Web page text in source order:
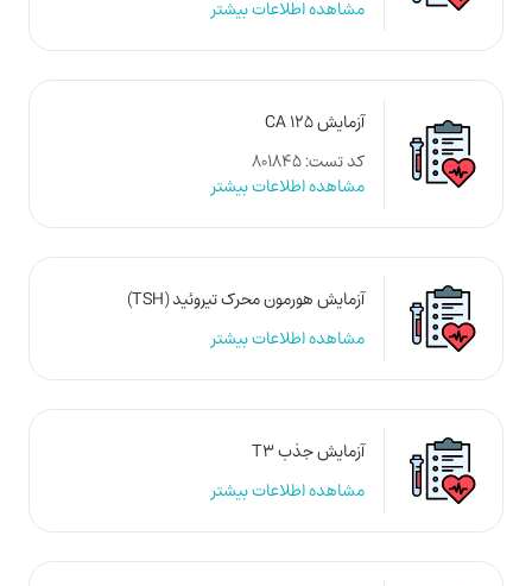
مشاهده اطلاعات بیشتر
آزمایش CA 125
کد تست: 801845
مشاهده اطلاعات بیشتر
آزمایش هورمون محرک تیروئید (TSH)
مشاهده اطلاعات بیشتر
آزمایش جذب T3
مشاهده اطلاعات بیشتر